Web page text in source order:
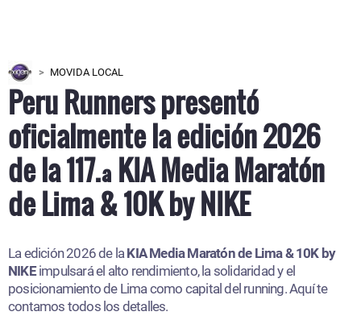
MOVIDA LOCAL
Peru Runners presentó
oficialmente la edición 2026
de la 117.ª KIA Media Maratón
de Lima & 10K by NIKE
La edición 2026 de laKIA Media Maratón de Lima & 10K by
NIKEimpulsará el alto rendimiento, la solidaridad y el
posicionamiento de Lima como capital del running. Aquí te
contamos todos los detalles.